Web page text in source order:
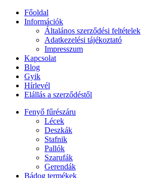
Főoldal
Információk
Általános szerződési feltételek
Adatkezelési tájékoztató
Impresszum
Kapcsolat
Blog
Gyik
Hírlevél
Elállás a szerződéstől
Fenyő fűrészáru
Lécek
Deszkák
Stafnik
Pallók
Szarufák
Gerendák
Bádog termékek